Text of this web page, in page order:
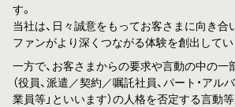
す。
当社は、日々誠意をもってお客さまに向き合
ファンがより深くつながる体験を創出してい
一方で、お客さまからの要求や言動の中の一
（役員、派遣／契約／嘱託社員、パート・アル
業員等」といいます）の人格を否定する言動